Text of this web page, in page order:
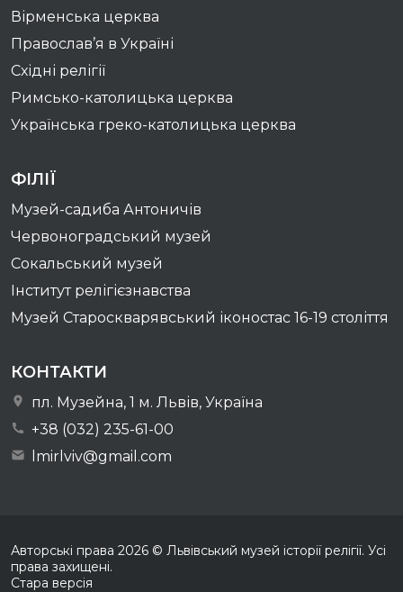
Вірменська церква
Православ’я в Україні
Східні релігії
Римсько-католицька церква
Українська греко-католицька церква
ФІЛІЇ
Музей-садиба Антоничів
Червоноградський музей
Сокальський музей
Інститут релігієзнавства
Музей Староскварявський іконостас 16-19 cтоліття
КОНТАКТИ
пл. Музейна, 1 м. Львів, Україна
+38 (032) 235-61-00
lmirlviv@gmail.com
Авторські права 2026 © Львівський музей історії релігії. Усі
права захищені.
Стара версія